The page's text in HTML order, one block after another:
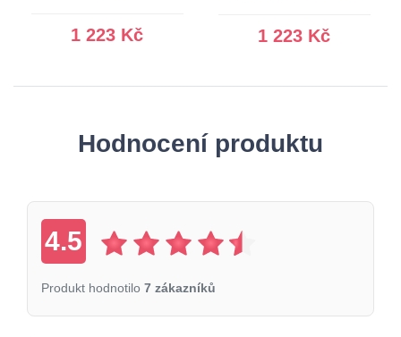
1 223 Kč 1 223 Kč
Hodnocení produktu
4.5
Produkt hodnotilo 7 zákazníků